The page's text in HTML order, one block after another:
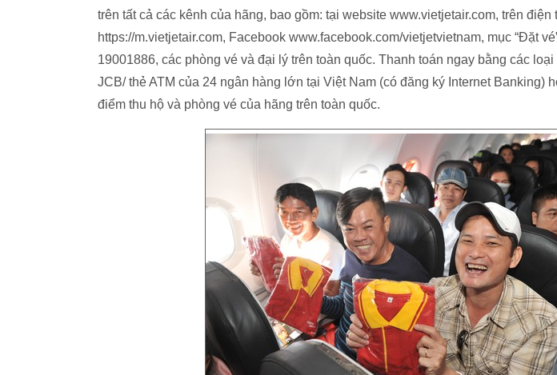
trên tất cả các kênh của hãng, bao gồm: tại website www.vietjetair.com, trên điện
https://m.vietjetair.com, Facebook www.facebook.com/vietjetvietnam, mục “Đặt
19001886, các phòng vé và đại lý trên toàn quốc. Thanh toán ngay bằng các
JCB/ thẻ ATM của 24 ngân hàng lớn tại Việt Nam (có đăng ký Internet Banking)
điểm thu hộ và phòng vé của hãng trên toàn quốc.